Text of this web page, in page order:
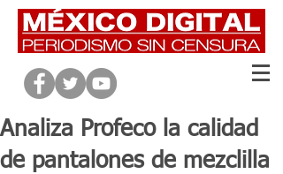
Analiza Profeco la calidad
de pantalones de mezclilla